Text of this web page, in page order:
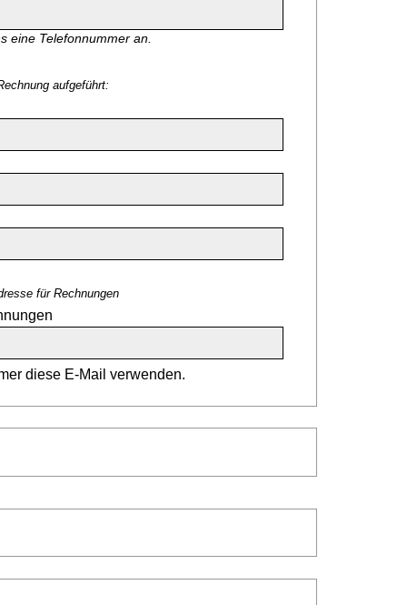
eine Telefonnummer an.
aufgeführt:
für Rechnungen
diese E-Mail verwenden.